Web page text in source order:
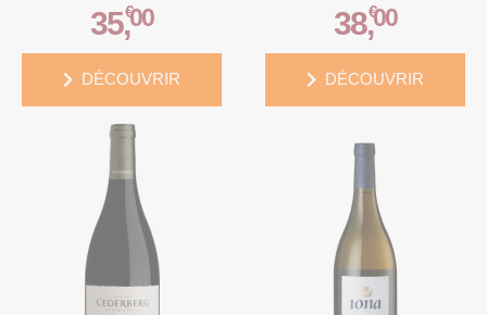
35
,€00
DÉCOUVRIR
38
,€00
DÉCOUVRIR